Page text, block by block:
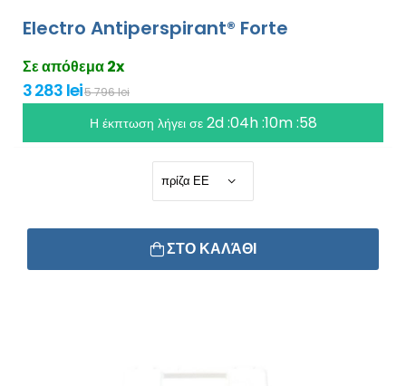
Electro Antiperspirant® Forte
Σε απόθεμα 2x
3 283 lei5 796 lei
Η έκπτωση λήγει σε 2d :04h :10m :56
ΣΤΟ ΚΑΛΆΘΙ